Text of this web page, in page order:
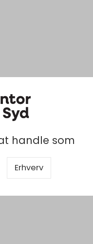
handle som
Erhverv